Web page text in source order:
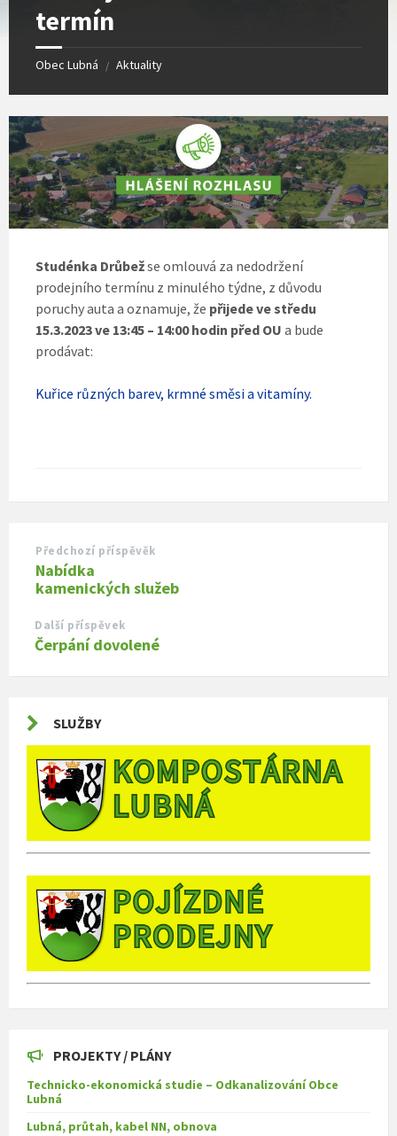
termín
Obec Lubná / Aktuality
Studénka Drůbežse omlouvá za nedodržení
prodejního termínu z minulého týdne, z důvodu
poruchy auta a oznamuje, že přijede ve středu
15.3.2023 ve 13:45 – 14:00 hodin před OU a bude
prodávat:
Kuřice různých barev, krmné směsi a vitamíny.
Předchozí příspěvěk
Nabídka
kamenických služeb
Další příspěvek
Čerpání dovolené
SLUŽBY
PROJEKTY / PLÁNY
Technicko-ekonomická studie – Odkanalizování Obce
Lubná
Lubná, průtah, kabel NN, obnova